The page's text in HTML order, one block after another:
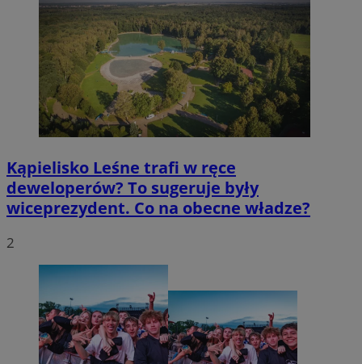
Kąpielisko Leśne trafi w ręce
deweloperów? To sugeruje były
wiceprezydent. Co na obecne władze?
2